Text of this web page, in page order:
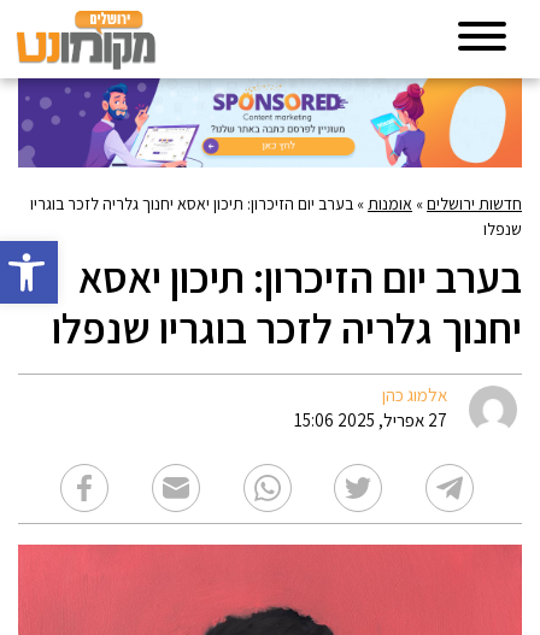
פתח
חדשות ירושלים» אומנות» בערב יום הזיכרון: תיכון יאסא יחנוך גלריה לזכר בוגריו
שנפלו
בערב יום הזיכרון: תיכון יאסא
יחנוך גלריה לזכר בוגריו שנפלו
אלמוג כהן
27 אפריל, 2025 15:06